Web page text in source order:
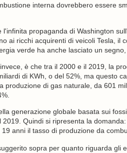
interna dovrebbero essere
l'infinita propaganda di Washington
ai ricchi acquirenti di veicoli Tesla, il
verde ha anche lasciato un
è che tra il 2000 e il 2019, la
di KWh, o del 52%, ma questo
produzione di gas naturale, da 601
generazione globale basata sui
2019. Quindi si ripresenta la
anni il tasso di produzione da
sopra per quanto riguarda gli